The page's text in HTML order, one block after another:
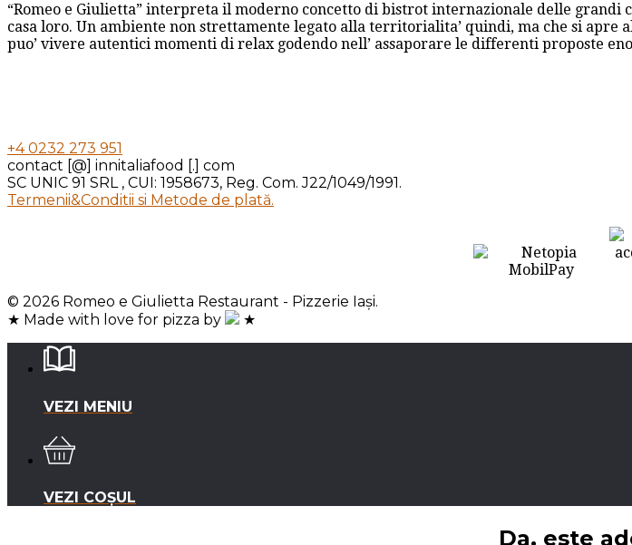
“Romeo e Giulietta” interpreta il moderno concetto di bistrot internazionale delle grandi
casa loro. Un ambiente non strettamente legato alla territorialita’ quindi, ma che si apre
puo’ vivere autentici momenti di relax godendo nell’ assaporare le differenti proposte
+4 0232 273 951
contact [@] innitaliafood [.] com
SC UNIC 91 SRL , CUI: 1958673, Reg. Com. J22/1049/1991.
Termenii&Conditii si Metode de plată.
© 2026 Romeo e Giulietta Restaurant - Pizzerie Iași.
★ Made with love for pizza by
★
VEZI MENIU
VEZI COȘUL
Da, este